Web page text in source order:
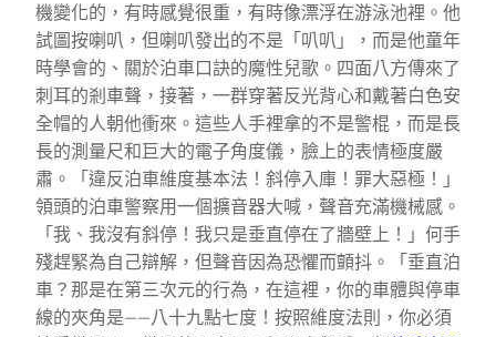
機變化的，有時感覺很重，有時像漂浮在游泳池裡。他
試圖按喇叭，但喇叭發出的不是「叭叭」，而是他童年
時學會的、關於泊車口訣的魔性兒歌。四面八方傳來了
刺耳的剎車聲，接著，一群穿著反光背心和戴著白色安
全帽的人朝他衝來。這些人手裡拿的不是警棍，而是長
長的測量尺和巨大的電子角度儀，臉上的表情極度嚴
肅。「違反泊車維度基本法！斜停入庫！罪大惡極！」
領頭的泊車警察用一個擴音器大喊，聲音充滿機械感。
「我、我沒有斜停！我只是垂直停在了牆壁上！」何手
殘趕緊為自己辯解，但聲音因為恐懼而顫抖。「垂直泊
車？那是在第三次元的行為，在這裡，你的車體與停車
線的夾角是——八十九點七度！按照維度法則，你必須